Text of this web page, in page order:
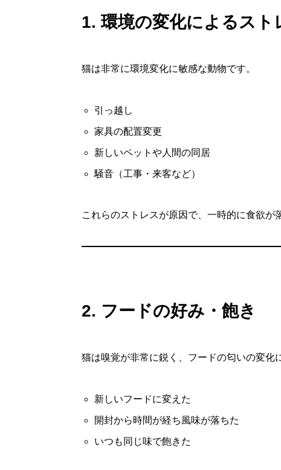
1. 環境の変化によるスト
猫は非常に環境変化に敏感な動物です。
引っ越し
家具の配置変更
新しいペットや人間の同居
騒音（工事・来客など）
これらのストレスが原因で、一時的に食欲が
2. フードの好み・飽き
猫は嗅覚が非常に鋭く、フードの匂いの変化
新しいフードに変えた
開封から時間が経ち風味が落ちた
いつも同じ味で飽きた